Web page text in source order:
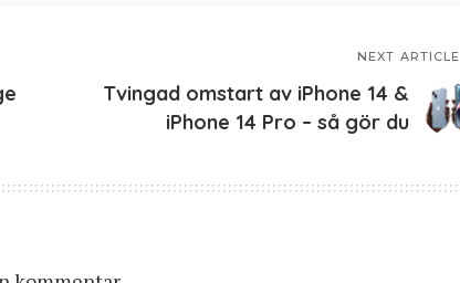
NEXT ARTICLE
Tvingad omstart av iPhone 14 &
iPhone 14 Pro – så gör du